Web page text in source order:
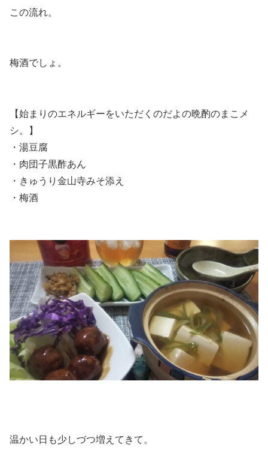
この流れ。
梅酒でしょ。
【始まりのエネルギーをいただくのだよの晩酌のまこメ
シ。】
・湯豆腐
・肉団子黒酢あん
・きゅうり金山寺みそ添え
・梅酒
温かい日も少しづつ増えてきて。